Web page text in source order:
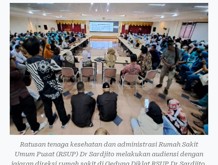
Ratusan tenaga kesehatan dan administrasi Rumah Sakit
Umum Pusat (RSUP) Dr Sardjito melakukan audiensi dengan